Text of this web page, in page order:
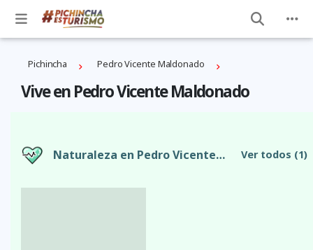
Pichincha Pedro Vicente Maldonado
Vive en Pedro Vicente Maldonado
Naturaleza en Pedro Vicente Maldonado Ver todos (1)